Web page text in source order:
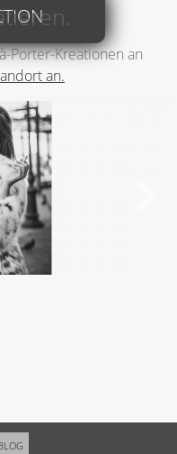
Porter-Kreationen an
an.